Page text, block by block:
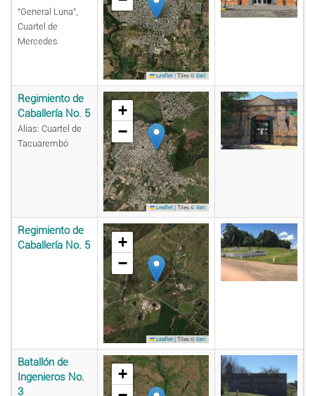
"General Luna",
Cuartel de
Mercedes
Leaflet |Tiles © Esri
Regimiento de
Caballería No. 5
Alias: Cuartel de
Tacuarembó
+
−
Leaflet |Tiles © Esri
Regimiento de
Caballería No. 5
+
−
Leaflet |Tiles © Esri
Batallón de
Ingenieros No.
3
+